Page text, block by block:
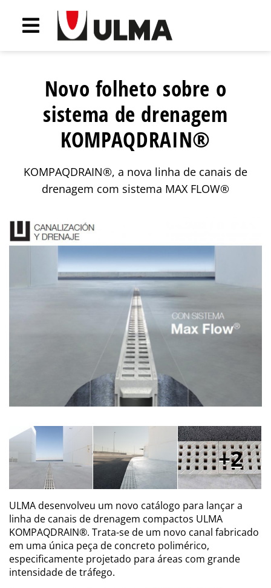
Novo folheto sobre o
sistema de drenagem
KOMPAQDRAIN®
KOMPAQDRAIN®, a nova linha de canais de
drenagem com sistema MAX FLOW®
2
ULMA desenvolveu um novo catálogo para lançar a
linha de canais de drenagem compactos ULMA
KOMPAQDRAIN®. Trata-se de um novo canal fabricado
em uma única peça de concreto polimérico,
especificamente projetado para áreas com grande
intensidade de tráfego.